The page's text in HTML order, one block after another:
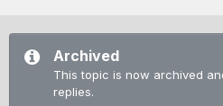
Archived
This topic is now archived
replies.